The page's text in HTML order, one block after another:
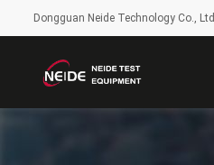
Dongguan Neide Technology Co., Ltd